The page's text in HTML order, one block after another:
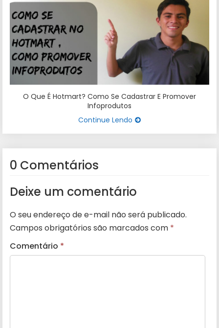
O Que É Hotmart? Como Se Cadastrar E Promover
Infoprodutos
Continue Lendo
0 Comentários
Deixe um comentário
O seu endereço de e-mail não será publicado.
Campos obrigatórios são marcados com *
Comentário *